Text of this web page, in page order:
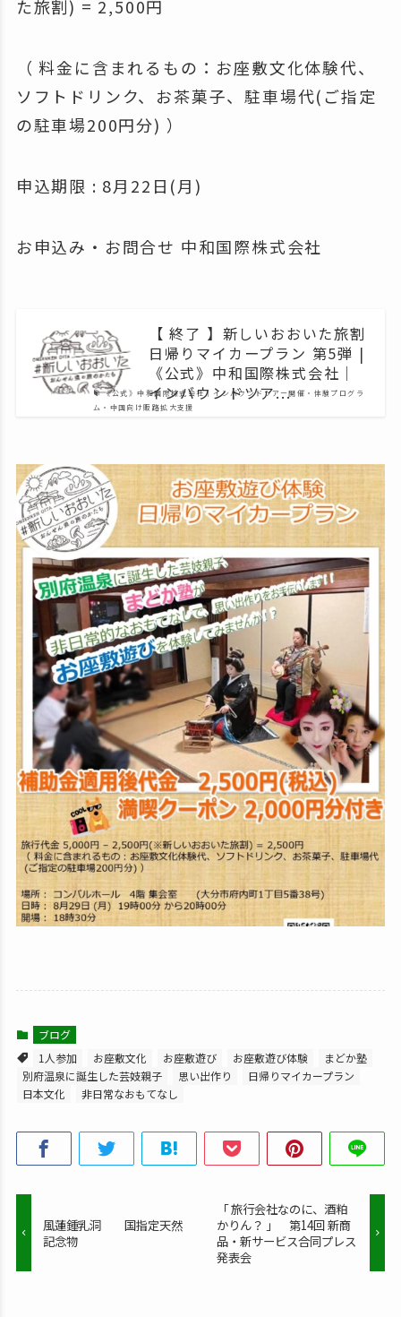
た旅割) = 2,500円
（ 料金に含まれるもの：お座敷文化体験代、
ソフトドリンク、お茶菓子、駐車場代(ご指定
の駐車場200円分) ）
申込期限 : 8月22日(月)
お申込み・お問合せ 中和国際株式会社
《公式》中和国際株式会社｜インバウンドツアー開催・体験プログラ
ム・中国向け販路拡大支援
【 終了 】新しいおおいた旅割
日帰りマイカープラン 第5弾 |
《公式》中和国際株式会社｜
インバウンドツア...
ブログ
1人参加
お座敷文化 お座敷遊び お座敷遊び体験
まどか塾
別府温泉に誕生した芸妓親子
思い出作り
日帰りマイカープラン
日本文化
非日常なおもてなし
風蓮鍾乳洞 国指定天然
記念物
「 旅行会社なのに、酒粕
かりん？ 」 第14回 新商
品・新サービス合同プレス
発表会